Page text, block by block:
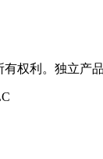
权利。独立产